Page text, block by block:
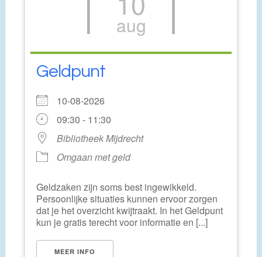
aug
Geldpunt
10-08-2026
09:30 - 11:30
Bibliotheek Mijdrecht
Omgaan met geld
Geldzaken zijn soms best ingewikkeld.
Persoonlijke situaties kunnen ervoor zorgen
dat je het overzicht kwijtraakt. In het Geldpunt
kun je gratis terecht voor informatie en [...]
MEER INFO